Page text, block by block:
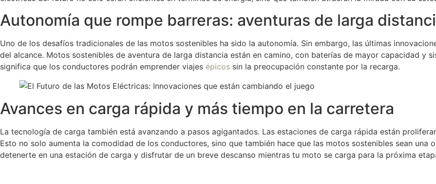
Autonomía que rompe barreras: aventuras de larga
Uno de los desafíos tradicionales de las motos sostenibles ha sido la autonomía. Sin embargo, las últimas
del alcance. Motos sostenibles de aventura de larga distancia están en camino, con baterías de mayor capacidad y
significa que los conductores podrán emprender viajes épicos sin la preocupación constante por la recarga.
Avances en carga rápida y más tiempo en la carretera
La tecnología de carga también está avanzando a pasos agigantados. Las estaciones de carga rápida están
Esto no solo aumenta la comodidad de los conductores, sino que también hace que las motos sostenibles sean una
detenerte en una estación de carga y disfrutar de un breve descanso mientras tu moto se carga para la próxima